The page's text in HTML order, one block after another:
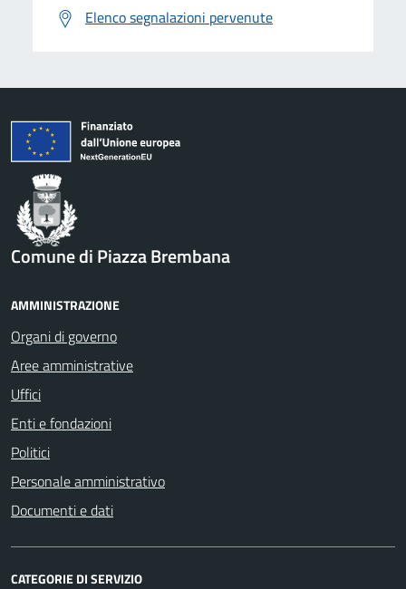
Elenco segnalazioni pervenute
Comune di Piazza Brembana
AMMINISTRAZIONE
Organi di governo
Aree amministrative
Uffici
Enti e fondazioni
Politici
Personale amministrativo
Documenti e dati
CATEGORIE DI SERVIZIO